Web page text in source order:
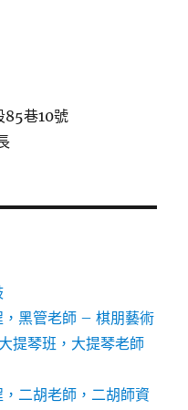
85巷10號
黑管老師 – 棋朋藝術
提琴班，大提琴老師
二胡老師，二胡師資